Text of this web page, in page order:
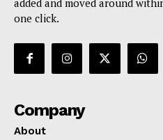
one click.
Company
About